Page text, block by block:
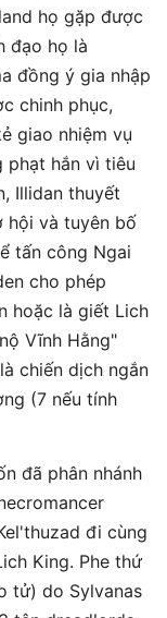
họ gặp được
đạo họ là
đồng ý gia nhập
chinh phục,
giao nhiệm vụ
phạt hắn vì tiêu
Illidan thuyết
hội và tuyên bố
tấn công Ngai
cho phép
hoặc là giết Lich
Vĩnh Hằng"
chiến dịch ngắn
(7 nếu tính
đã phân nhánh
đi cùng
King. Phe thứ
tử) do Sylvanas